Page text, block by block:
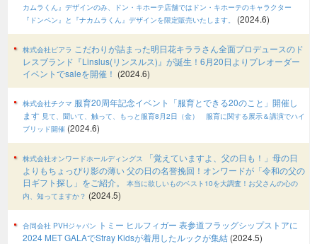
カムラくん』デザインのみ、ドン・キホーテ店舗ではドン・キホーテのキャラクター
『ドンペン』と『ナカムラくん』デザインを限定販売いたします。
(2024.6)
株式会社ピアラ こだわりが詰まった明日花キララさん全面プロデュースのド
レスブランド『Linslus(リンスルス)』が誕生！6月20日よりプレオーダー
イベントでsaleを開催！ (2024.6)
株式会社チクマ 服育20周年記念イベント「服育とできる20のこと」開催し
ます 見て、聞いて、触って、もっと服育8月2日（金） 服育に関する展示＆講演でハイ
ブリッド開催 (2024.6)
株式会社オンワードホールディングス
「覚えていますよ、父の日も！」母の日
よりもちょっぴり影の薄い 父の日の名誉挽回！オンワードが「令和の父の
日ギフト探し」をご紹介。 本当に欲しいものベスト10を大調査！お父さんの心の
内、知ってますか？ (2024.5)
合同会社 PVHジャパン トミー ヒルフィガー 表参道フラッグシップストアに
2024 MET GALAでStray Kidsが着用したルックが集結 (2024.5)